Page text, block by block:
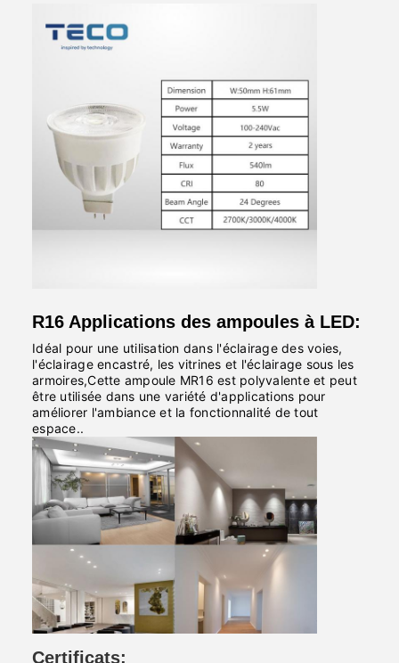
R16 Applications des ampoules à LED:
Idéal pour une utilisation dans l'éclairage des voies,
l'éclairage encastré, les vitrines et l'éclairage sous les
armoires,Cette ampoule MR16 est polyvalente et peut
être utilisée dans une variété d'applications pour
améliorer l'ambiance et la fonctionnalité de tout
espace..
Certificats: